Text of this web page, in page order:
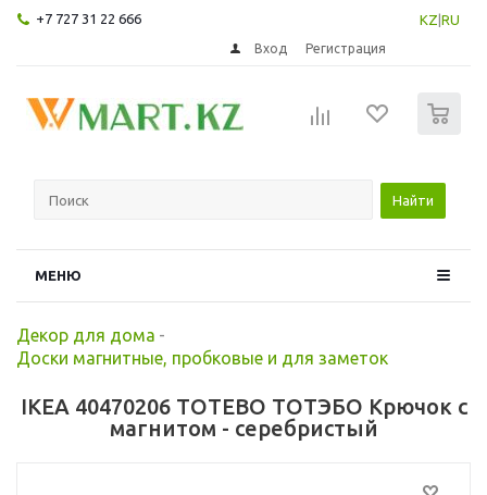
+7 727 31 22 666 KZ RU
Вход Регистрация
Найти
МЕНЮ
Декор для дома -
Доски магнитные, пробковые и для заметок
IKEA 40470206 TOTEBO ТОТЭБО Крючок с
магнитом - серебристый